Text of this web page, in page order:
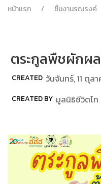
หน้าแรก ชิ้นงานรณรงค์
ตระกูลพืชผักผล
CREATED วันจันทร์, 11 ตุล
CREATED BY มูลนิธิชีวิตไท